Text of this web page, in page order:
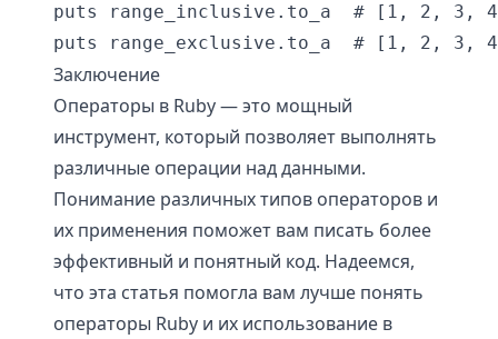
puts range_inclusive.to_a  # [1, 2, 3,
Заключение
Операторы в Ruby — это мощный
инструмент, который позволяет выполнять
различные операции над данными.
Понимание различных типов операторов и
их применения поможет вам писать более
эффективный и понятный код. Надеемся,
что эта статья помогла вам лучше понять
операторы Ruby и их использование в